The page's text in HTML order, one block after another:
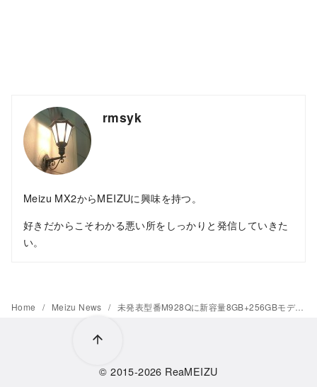
rmsyk
Meizu MX2からMEIZUに興味を持つ。
好きだからこそわかる悪い所をしっかりと発信していきた
い。
Home Meizu News 未発表型番M928Qに新容量8GB+256GBモデルがTENAAで追加認証
© 2015-2026 ReaMEIZU